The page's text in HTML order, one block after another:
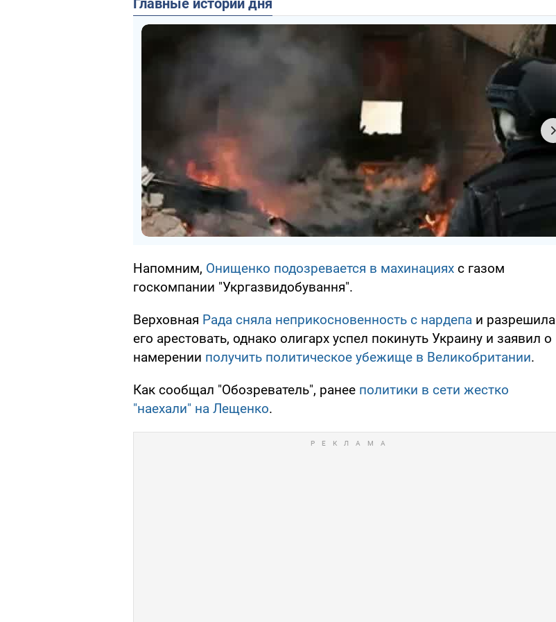
Главные истории дня
Напомним, Онищенко подозревается в махинациях с газом
госкомпании "Укргазвидобування".
Верховная Рада сняла неприкосновенность с нардепа и разрешила
его арестовать, однако олигарх успел покинуть Украину и заявил о
намерении получить политическое убежище в Великобритании.
Как сообщал "Обозреватель", ранее политики в сети жестко
"наехали" на Лещенко.